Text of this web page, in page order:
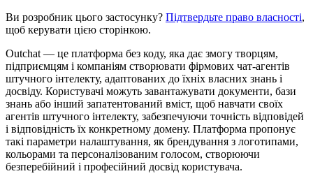
Ви розробник цього застосунку? Підтвердьте право власності,
щоб керувати цією сторінкою.
Outchat — це платформа без коду, яка дає змогу творцям,
підприємцям і компаніям створювати фірмових чат-агентів
штучного інтелекту, адаптованих до їхніх власних знань і
досвіду. Користувачі можуть завантажувати документи, бази
знань або інший запатентований вміст, щоб навчати своїх
агентів штучного інтелекту, забезпечуючи точність відповідей
і відповідність їх конкретному домену. Платформа пропонує
такі параметри налаштування, як брендування з логотипами,
кольорами та персоналізованим голосом, створюючи
безперебійний і професійний досвід користувача.